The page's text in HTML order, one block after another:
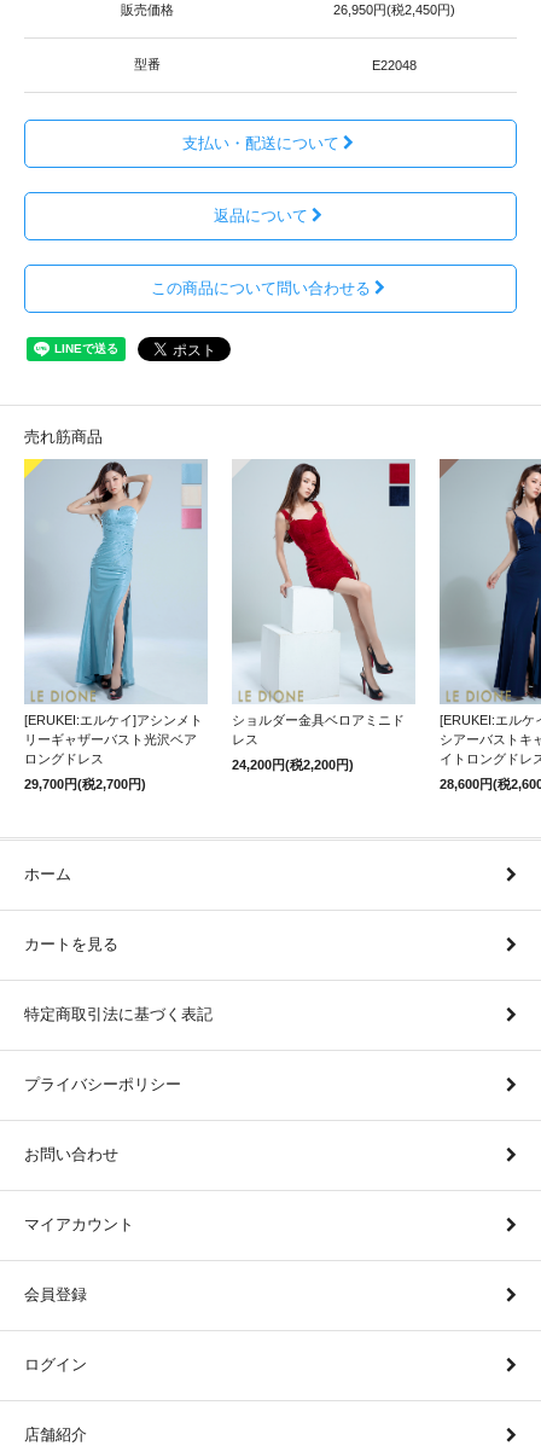
販売価格 26,950円(税2,450円)
型番 E22048
支払い・配送について
返品について
この商品について問い合わせる
売れ筋商品
[ERUKEI:エルケイ]アシンメト
リーギャザーバスト光沢ベア
ロングドレス
29,700円(税2,700円)
ショルダー金具ベロアミニド
レス
24,200円(税2,200円)
[ERUKEI:エルケ
シアーバストキ
イトロングドレ
28,600円(税
ホーム
カートを見る
特定商取引法に基づく表記
プライバシーポリシー
お問い合わせ
マイアカウント
会員登録
ログイン
店舗紹介